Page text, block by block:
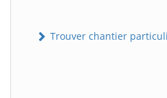
Trouver chantier